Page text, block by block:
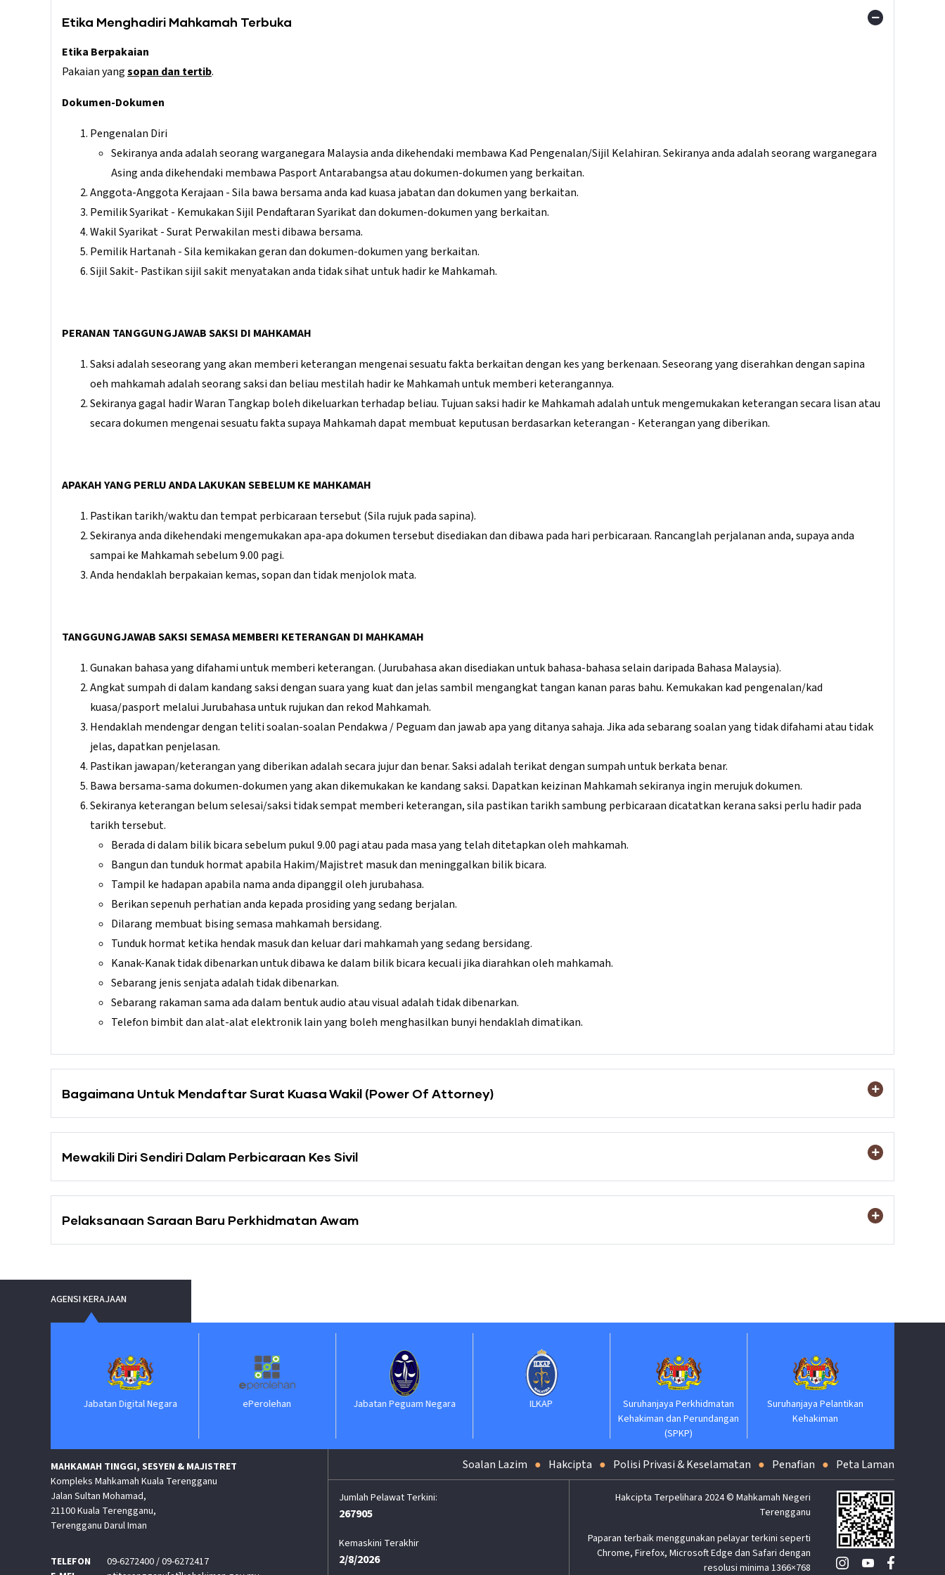
Etika Menghadiri Mahkamah Terbuka
Etika Berpakaian
Pakaian yangsopan dan tertib.
Dokumen-Dokumen
Pengenalan Diri
Sekiranya anda adalah seorang warganegara Malaysia anda dikehendaki membawa Kad Pengenalan/Sijil Kelahiran. Sekiranya anda adalah seorang warganegara
Asing anda dikehendaki membawa Pasport Antarabangsa atau dokumen-dokumen yang berkaitan.
Anggota-Anggota Kerajaan - Sila bawa bersama anda kad kuasa jabatan dan dokumen yang berkaitan.
Pemilik Syarikat - Kemukakan Sijil Pendaftaran Syarikat dan dokumen-dokumen yang berkaitan.
Wakil Syarikat - Surat Perwakilan mesti dibawa bersama.
Pemilik Hartanah - Sila kemikakan geran dan dokumen-dokumen yang berkaitan.
Sijil Sakit- Pastikan sijil sakit menyatakan anda tidak sihat untuk hadir ke Mahkamah.
PERANAN TANGGUNGJAWAB SAKSI DI MAHKAMAH
Saksi adalah seseorang yang akan memberi keterangan mengenai sesuatu fakta berkaitan dengan kes yang berkenaan. Seseorang yang diserahkan dengan sapina
oeh mahkamah adalah seorang saksi dan beliau mestilah hadir ke Mahkamah untuk memberi keterangannya.
Sekiranya gagal hadir Waran Tangkap boleh dikeluarkan terhadap beliau. Tujuan saksi hadir ke Mahkamah adalah untuk mengemukakan keterangan secara lisan atau
secara dokumen mengenai sesuatu fakta supaya Mahkamah dapat membuat keputusan berdasarkan keterangan - Keterangan yang diberikan.
APAKAH YANG PERLU ANDA LAKUKAN SEBELUM KE MAHKAMAH
Pastikan tarikh/waktu dan tempat perbicaraan tersebut (Sila rujuk pada sapina).
Sekiranya anda dikehendaki mengemukakan apa-apa dokumen tersebut disediakan dan dibawa pada hari perbicaraan. Rancanglah perjalanan anda, supaya anda
sampai ke Mahkamah sebelum 9.00 pagi.
Anda hendaklah berpakaian kemas, sopan dan tidak menjolok mata.
TANGGUNGJAWAB SAKSI SEMASA MEMBERI KETERANGAN DI MAHKAMAH
Gunakan bahasa yang difahami untuk memberi keterangan. (Jurubahasa akan disediakan untuk bahasa-bahasa selain daripada Bahasa Malaysia).
Angkat sumpah di dalam kandang saksi dengan suara yang kuat dan jelas sambil mengangkat tangan kanan paras bahu. Kemukakan kad pengenalan/kad
kuasa/pasport melalui Jurubahasa untuk rujukan dan rekod Mahkamah.
Hendaklah mendengar dengan teliti soalan-soalan Pendakwa / Peguam dan jawab apa yang ditanya sahaja. Jika ada sebarang soalan yang tidak difahami atau tidak
jelas, dapatkan penjelasan.
Pastikan jawapan/keterangan yang diberikan adalah secara jujur dan benar. Saksi adalah terikat dengan sumpah untuk berkata benar.
Bawa bersama-sama dokumen-dokumen yang akan dikemukakan ke kandang saksi. Dapatkan keizinan Mahkamah sekiranya ingin merujuk dokumen.
Sekiranya keterangan belum selesai/saksi tidak sempat memberi keterangan, sila pastikan tarikh sambung perbicaraan dicatatkan kerana saksi perlu hadir pada
tarikh tersebut.
Berada di dalam bilik bicara sebelum pukul 9.00 pagi atau pada masa yang telah ditetapkan oleh mahkamah.
Bangun dan tunduk hormat apabila Hakim/Majistret masuk dan meninggalkan bilik bicara.
Tampil ke hadapan apabila nama anda dipanggil oleh jurubahasa.
Berikan sepenuh perhatian anda kepada prosiding yang sedang berjalan.
Dilarang membuat bising semasa mahkamah bersidang.
Tunduk hormat ketika hendak masuk dan keluar dari mahkamah yang sedang bersidang.
Kanak-Kanak tidak dibenarkan untuk dibawa ke dalam bilik bicara kecuali jika diarahkan oleh mahkamah.
Sebarang jenis senjata adalah tidak dibenarkan.
Sebarang rakaman sama ada dalam bentuk audio atau visual adalah tidak dibenarkan.
Telefon bimbit dan alat-alat elektronik lain yang boleh menghasilkan bunyi hendaklah dimatikan.
Bagaimana Untuk Mendaftar Surat Kuasa Wakil (Power Of Attorney)
Mewakili Diri Sendiri Dalam Perbicaraan Kes Sivil
Pelaksanaan Saraan Baru Perkhidmatan Awam
AGENSI KERAJAAN
Jabatan Digital Negara ePerolehan Jabatan Peguam Negara ILKAP
Suruhanjaya Perkhidmatan
Kehakiman dan Perundangan
(SPKP)
Suruhanjaya Pelantikan
Kehakiman
MAHKAMAH TINGGI, SESYEN & MAJISTRET
Kompleks Mahkamah Kuala Terengganu
Jalan Sultan Mohamad,
21100 Kuala Terengganu,
Terengganu Darul Iman
TELEFON
09-6272400 / 09-6272417
Soalan Lazim Hakcipta Polisi Privasi & Keselamatan Penafian Peta Laman
267905
Kemaskini Terakhir
2/8/2026
Hakcipta Terpelihara 2024 © Mahkamah Negeri
Terengganu
Paparan terbaik menggunakan pelayar terkini seperti
Chrome, Firefox, Microsoft Edge dan Safari dengan
resolusi minima 1366×768